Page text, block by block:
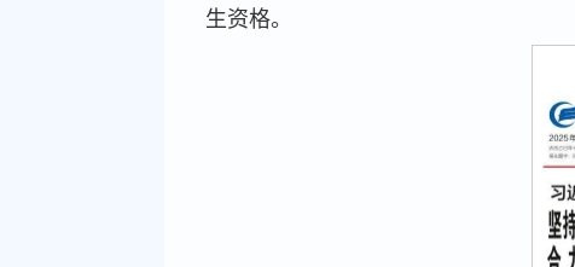
生资格。